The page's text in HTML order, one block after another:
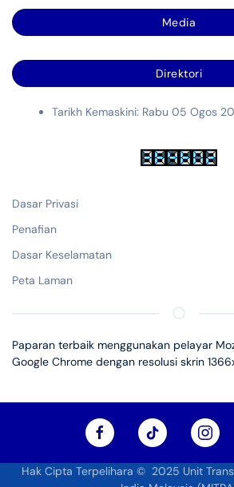
Media
Direktori
Tarikh Kemaskini: Rabu 05 Ogos
Dasar Privasi
Penafian
Dasar Keselamatan
Peta Laman
Paparan terbaik menggunakan pelayar
Google Chrome dengan resolusi skrin
Hak Cipta Terpelihara © 2025 Unit